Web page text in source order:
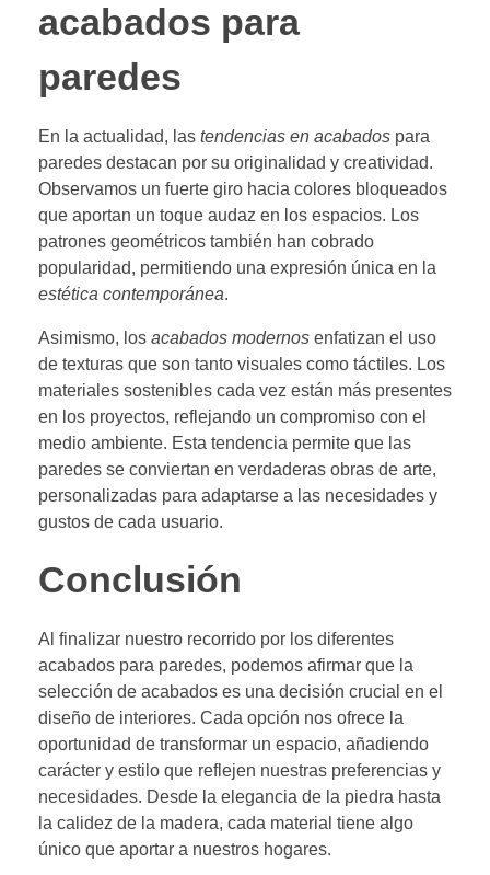
acabados para
paredes
En la actualidad, las tendencias en acabados para
paredes destacan por su originalidad y creatividad.
Observamos un fuerte giro hacia colores bloqueados
que aportan un toque audaz en los espacios. Los
patrones geométricos también han cobrado
popularidad, permitiendo una expresión única en la
estética contemporánea.
Asimismo, los acabados modernos enfatizan el uso
de texturas que son tanto visuales como táctiles. Los
materiales sostenibles cada vez están más presentes
en los proyectos, reflejando un compromiso con el
medio ambiente. Esta tendencia permite que las
paredes se conviertan en verdaderas obras de arte,
personalizadas para adaptarse a las necesidades y
gustos de cada usuario.
Conclusión
Al finalizar nuestro recorrido por los diferentes
acabados para paredes, podemos afirmar que la
selección de acabados es una decisión crucial en el
diseño de interiores. Cada opción nos ofrece la
oportunidad de transformar un espacio, añadiendo
carácter y estilo que reflejen nuestras preferencias y
necesidades. Desde la elegancia de la piedra hasta
la calidez de la madera, cada material tiene algo
único que aportar a nuestros hogares.